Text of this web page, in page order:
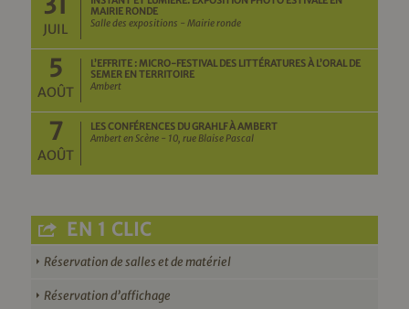
JUIL
MAIRIE RONDE
Salle des expositions - Mairie ronde
5
AOÛT
L’EFFRITE : MICRO-FESTIVAL DES LITTÉRATURES À L’ORAL DE
SEMER EN TERRITOIRE
Ambert
7
AOÛT
LES CONFÉRENCES DU GRAHLF À AMBERT
Ambert en Scène - 10, rue Blaise Pascal
EN 1 CLIC
Réservation de salles et de matériel
Réservation d’affichage